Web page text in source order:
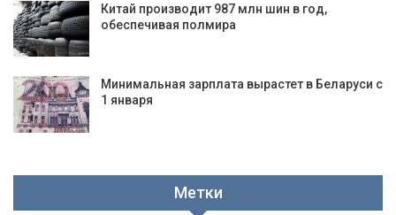
Китай производит 987 млн шин в год,
обеспечивая полмира
Минимальная зарплата вырастет в Беларуси с
1 января
Метки